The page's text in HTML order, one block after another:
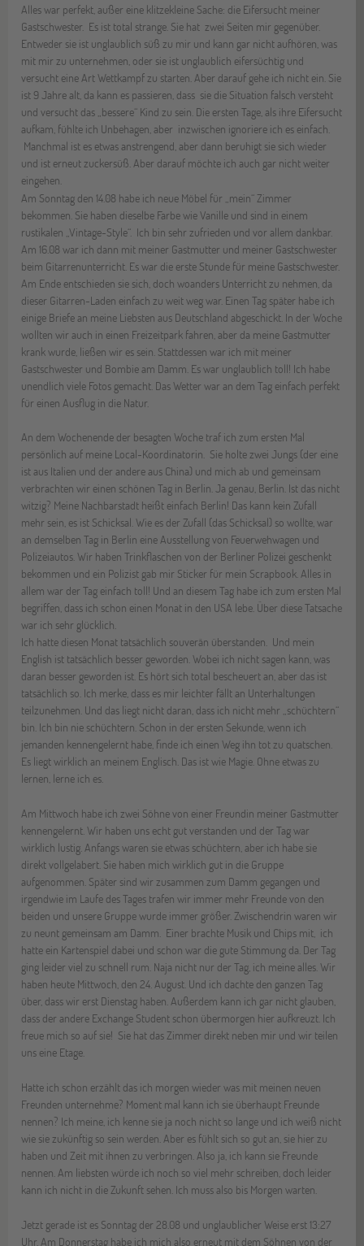
Alles war perfekt, außer eine klitzekleine Sache: die Eifersucht meiner
Gastschwester. Es ist total strange. Sie hat zwei Seiten mir gegenüber.
Entweder sie ist unglaublich süß zu mir und kann gar nicht aufhören, was
mit mir zu unternehmen, oder sie ist unglaublich eifersüchtig und
versucht eine Art Wettkampf zu starten. Aber darauf gehe ich nicht ein. Sie
ist 9 Jahre alt, da kann es passieren, dass sie die Situation falsch versteht
und versucht das „bessere“ Kind zu sein. Die ersten Tage, als ihre Eifersucht
aufkam, fühlte ich Unbehagen, aber inzwischen ignoriere ich es einfach.
Manchmal ist es etwas anstrengend, aber dann beruhigt sie sich wieder
und ist erneut zuckersüß. Aber darauf möchte ich auch gar nicht weiter
eingehen.
Am Sonntag den 14.08 habe ich neue Möbel für „mein“ Zimmer
bekommen. Sie haben dieselbe Farbe wie Vanille und sind in einem
rustikalen „Vintage-Style“. Ich bin sehr zufrieden und vor allem dankbar.
Am 16.08 war ich dann mit meiner Gastmutter und meiner Gastschwester
beim Gitarrenunterricht. Es war die erste Stunde für meine Gastschwester.
Am Ende entschieden sie sich, doch woanders Unterricht zu nehmen, da
dieser Gitarren-Laden einfach zu weit weg war. Einen Tag später habe ich
einige Briefe an meine Liebsten aus Deutschland abgeschickt. In der Woche
wollten wir auch in einen Freizeitpark fahren, aber da meine Gastmutter
krank wurde, ließen wir es sein. Stattdessen war ich mit meiner
Gastschwester und Bombie am Damm. Es war unglaublich toll! Ich habe
unendlich viele Fotos gemacht. Das Wetter war an dem Tag einfach perfekt
für einen Ausflug in die Natur.
An dem Wochenende der besagten Woche traf ich zum ersten Mal
persönlich auf meine Local-Koordinatorin. Sie holte zwei Jungs (der eine
ist aus Italien und der andere aus China) und mich ab und gemeinsam
verbrachten wir einen schönen Tag in Berlin. Ja genau, Berlin. Ist das nicht
witzig? Meine Nachbarstadt heißt einfach Berlin! Das kann kein Zufall
mehr sein, es ist Schicksal. Wie es der Zufall (das Schicksal) so wollte, war
an demselben Tag in Berlin eine Ausstellung von Feuerwehwagen und
Polizeiautos. Wir haben Trinkflaschen von der Berliner Polizei geschenkt
bekommen und ein Polizist gab mir Sticker für mein Scrapbook. Alles in
allem war der Tag einfach toll! Und an diesem Tag habe ich zum ersten Mal
begriffen, dass ich schon einen Monat in den USA lebe. Über diese Tatsache
war ich sehr glücklich.
Ich hatte diesen Monat tatsächlich souverän überstanden. Und mein
English ist tatsächlich besser geworden. Wobei ich nicht sagen kann, was
daran besser geworden ist. Es hört sich total bescheuert an, aber das ist
tatsächlich so. Ich merke, dass es mir leichter fällt an Unterhaltungen
teilzunehmen. Und das liegt nicht daran, dass ich nicht mehr „schüchtern“
bin. Ich bin nie schüchtern. Schon in der ersten Sekunde, wenn ich
jemanden kennengelernt habe, finde ich einen Weg ihn tot zu quatschen.
Es liegt wirklich an meinem Englisch. Das ist wie Magie. Ohne etwas zu
lernen, lerne ich es.
Am Mittwoch habe ich zwei Söhne von einer Freundin meiner Gastmutter
kennengelernt. Wir haben uns echt gut verstanden und der Tag war
wirklich lustig. Anfangs waren sie etwas schüchtern, aber ich habe sie
direkt vollgelabert. Sie haben mich wirklich gut in die Gruppe
aufgenommen. Später sind wir zusammen zum Damm gegangen und
irgendwie im Laufe des Tages trafen wir immer mehr Freunde von den
beiden und unsere Gruppe wurde immer größer. Zwischendrin waren wir
zu neunt gemeinsam am Damm. Einer brachte Musik und Chips mit, ich
hatte ein Kartenspiel dabei und schon war die gute Stimmung da. Der Tag
ging leider viel zu schnell rum. Naja nicht nur der Tag, ich meine alles. Wir
haben heute Mittwoch, den 24. August. Und ich dachte den ganzen Tag
über, dass wir erst Dienstag haben. Außerdem kann ich gar nicht glauben,
dass der andere Exchange Student schon übermorgen hier aufkreuzt. Ich
freue mich so auf sie! Sie hat das Zimmer direkt neben mir und wir teilen
uns eine Etage.
Hatte ich schon erzählt das ich morgen wieder was mit meinen neuen
Freunden unternehme? Moment mal kann ich sie überhaupt Freunde
nennen? Ich meine, ich kenne sie ja noch nicht so lange und ich weiß nicht
wie sie zukünftig so sein werden. Aber es fühlt sich so gut an, sie hier zu
haben und Zeit mit ihnen zu verbringen. Also ja, ich kann sie Freunde
nennen. Am liebsten würde ich noch so viel mehr schreiben, doch leider
kann ich nicht in die Zukunft sehen. Ich muss also bis Morgen warten.
Jetzt gerade ist es Sonntag der 28.08 und unglaublicher Weise erst 13:27
Uhr. Am Donnerstag habe ich mich also erneut mit dem Söhnen von der